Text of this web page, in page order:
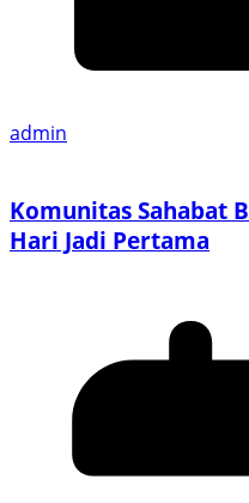
admin
Komunitas Sahabat
Hari Jadi Pertama